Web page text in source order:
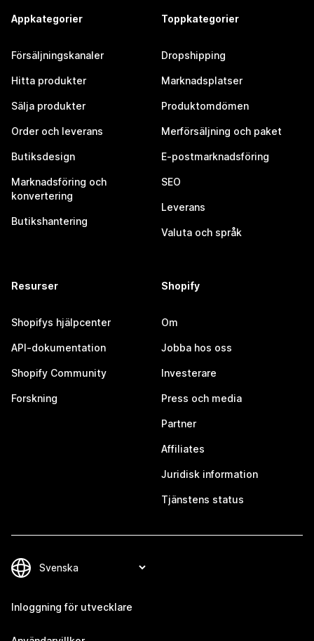
Appkategorier
Försäljningskanaler
Hitta produkter
Sälja produkter
Order och leverans
Butiksdesign
Marknadsföring och
konvertering
Butikshantering
Toppkategorier
Dropshipping
Marknadsplatser
Produktomdömen
Merförsäljning och paket
E-postmarknadsföring
SEO
Leverans
Valuta och språk
Resurser
Shopifys hjälpcenter
API-dokumentation
Shopify Community
Forskning
Shopify
Om
Jobba hos oss
Investerare
Press och media
Partner
Affiliates
Juridisk information
Tjänstens status
Inloggning för utvecklare